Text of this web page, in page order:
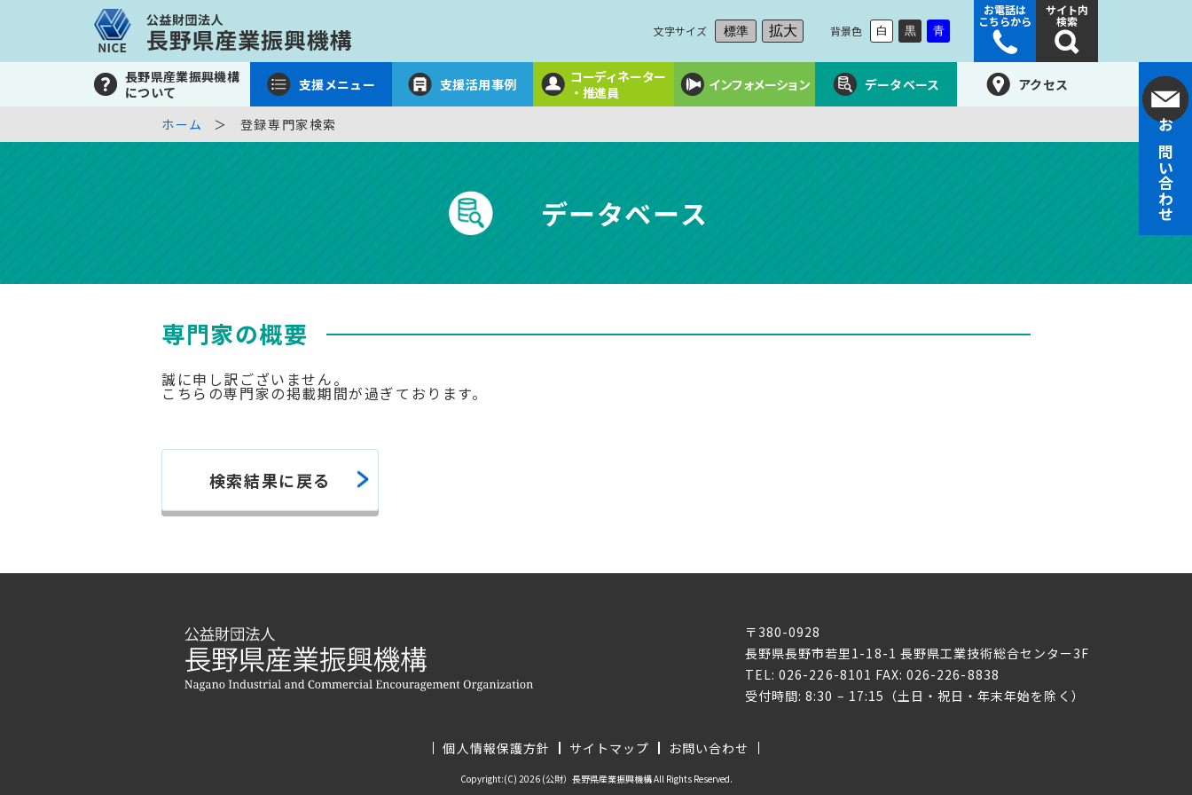
文字サイズ 標準 拡大 背景色 白 黒 青
お電話は
こちらから
サイト内
検索
長野県産業振興機構
について
支援メニュー 支援活用事例
コーディネーター
・推進員
インフォメーション データベース アクセス
お問い合わせ
ホーム 登録専門家検索
データベース
専門家の概要
誠に申し訳ございません。
こちらの専門家の掲載期間が過ぎております。
検索結果に戻る
〒380-0928
長野県長野市若里1-18-1 長野県工業技術総合センター3F
TEL: 026-226-8101 FAX: 026-226-8838
受付時間: 8:30 – 17:15（土日・祝日・年末年始を除く）
個人情報保護方針 サイトマップ お問い合わせ
Copyright:(C) 2026 (公財）長野県産業振興機構 All Rights Reserved.